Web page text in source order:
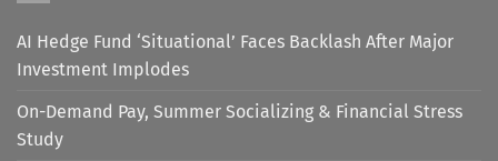
AI Hedge Fund ‘Situational’ Faces Backlash After Major
Investment Implodes
On-Demand Pay, Summer Socializing & Financial Stress
Study